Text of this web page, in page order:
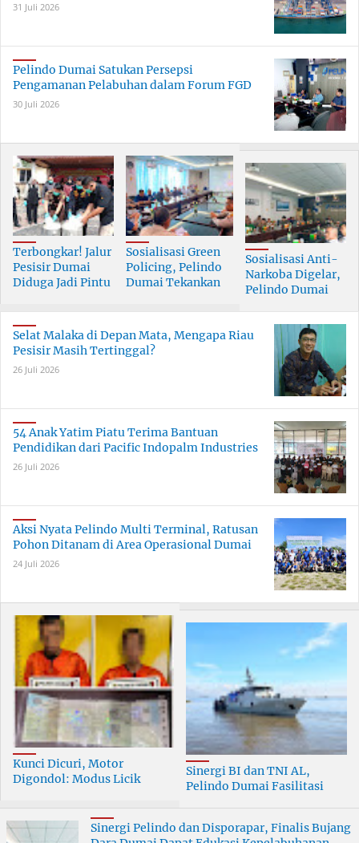
31 Juli 2026
Pelindo Dumai Satukan Persepsi
Pengamanan Pelabuhan dalam Forum FGD
30 Juli 2026
Terbongkar! Jalur
Pesisir Dumai
Diduga Jadi Pintu
Skala Besar
Sosialisasi Green
Policing, Pelindo
Dumai Tekankan
Bersama
Sosialisasi Anti-
Narkoba Digelar,
Pelindo Dumai
Selat Malaka di Depan Mata, Mengapa Riau
Pesisir Masih Tertinggal?
26 Juli 2026
54 Anak Yatim Piatu Terima Bantuan
Pendidikan dari Pacific Indopalm Industries
26 Juli 2026
Aksi Nyata Pelindo Multi Terminal, Ratusan
Pohon Ditanam di Area Operasional Dumai
24 Juli 2026
Kunci Dicuri, Motor
Digondol: Modus Licik
Terungkap
Sinergi BI dan TNI AL,
Pelindo Dumai Fasilitasi
Sinergi Pelindo dan Disporapar, Finalis Bujang